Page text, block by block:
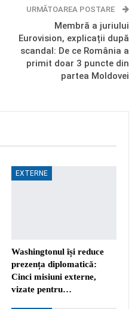
URMĂTOAREA POSTARE
Membră a juriului
Eurovision, explicații după
scandal: De ce România a
primit doar 3 puncte din
partea Moldovei
EXTERNE
Washingtonul își reduce
prezența diplomatică:
Cinci misiuni externe,
vizate pentru…